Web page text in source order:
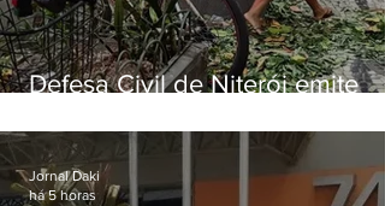
Defesa Civil de Niterói emite
sexta-feira (07)
Jornal Daki
há 5 horas